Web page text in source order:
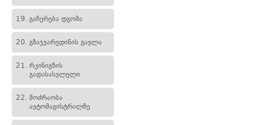
19. გაჩერება დგომა
20. გზაჯვარედინის გავლა
21. რკინიგზის
გადასასვლელი
22. მოძრაობა
ავტომაგისტრალზე